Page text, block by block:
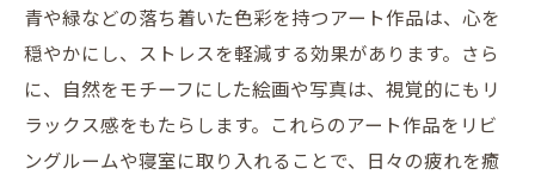
青や緑などの落ち着いた色彩を持つアート作品は、心を
穏やかにし、ストレスを軽減する効果があります。さら
に、自然をモチーフにした絵画や写真は、視覚的にもリ
ラックス感をもたらします。これらのアート作品をリビ
ングルームや寝室に取り入れることで、日々の疲れを癒